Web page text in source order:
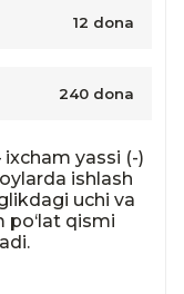
12 dona
240 dona
ixcham yassi (-)
ishlash
uchi va
po‘lat qismi